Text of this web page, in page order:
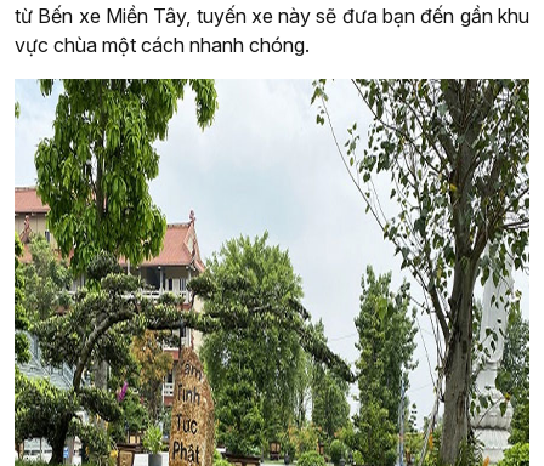
từ Bến xe Miền Tây, tuyến xe này sẽ đưa bạn đến gần khu
vực chùa một cách nhanh chóng.